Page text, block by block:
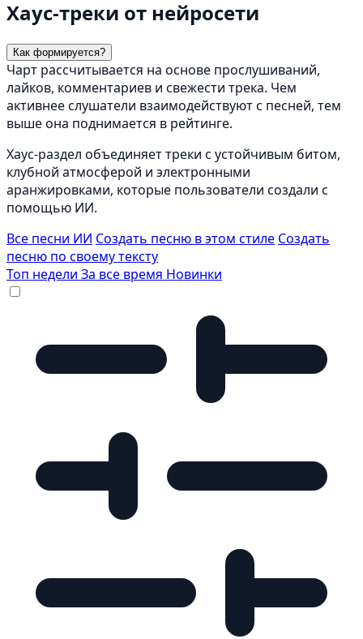
Хаус-треки от нейросети
Как формируется?
Чарт рассчитывается на основе прослушиваний,
лайков, комментариев и свежести трека. Чем
активнее слушатели взаимодействуют с песней, тем
выше она поднимается в рейтинге.
Хаус-раздел объединяет треки с устойчивым битом,
клубной атмосферой и электронными
аранжировками, которые пользователи создали с
помощью ИИ.
Все песни ИИ Создать песню в этом стиле Создать
песню по своему тексту
Топ недели За все время Новинки